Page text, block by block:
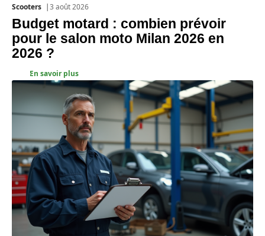
Scooters 3 août 2026
Budget motard : combien prévoir
pour le salon moto Milan 2026 en
2026 ?
En savoir plus